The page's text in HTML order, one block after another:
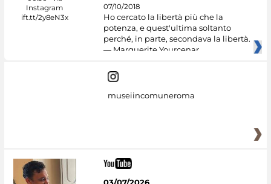
07/10/2018
Ho cercato la libertà più che la
potenza, e quest'ultima soltanto
perché, in parte, secondava la libertà.
— Marguerite Yourcenar
museiincomuneroma
03/07/2026